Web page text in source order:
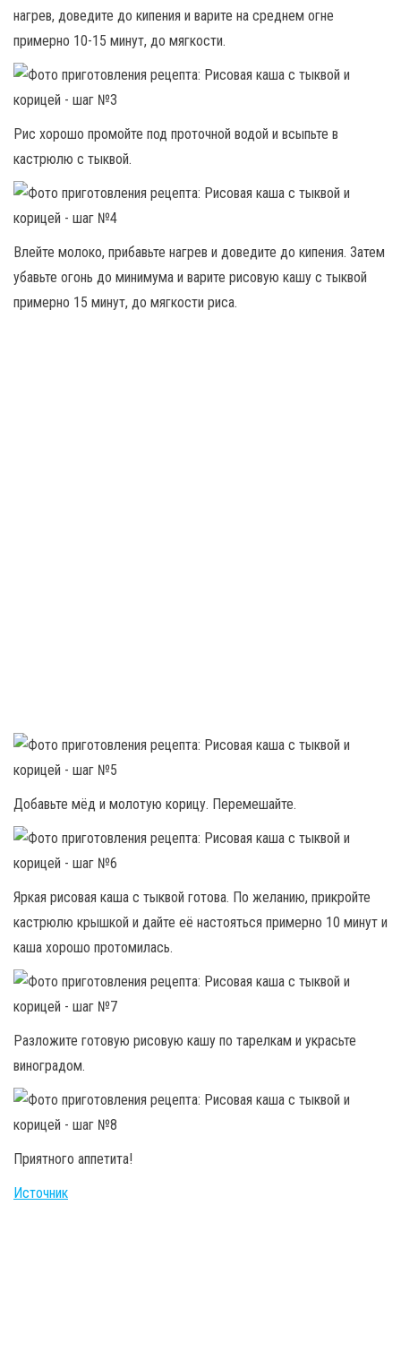
нагрев, доведите до кипения и варите на среднем огне
примерно 10-15 минут, до мягкости.
Рис хорошо промойте под проточной водой и всыпьте в
кастрюлю с тыквой.
Влейте молоко, прибавьте нагрев и доведите до кипения. Затем
убавьте огонь до минимума и варите рисовую кашу с тыквой
примерно 15 минут, до мягкости риса.
Добавьте мёд и молотую корицу. Перемешайте.
Яркая рисовая каша с тыквой готова. По желанию, прикройте
кастрюлю крышкой и дайте её настояться примерно 10 минут и
каша хорошо протомилась.
Разложите готовую рисовую кашу по тарелкам и украсьте
виноградом.
Приятного аппетита!
Источник